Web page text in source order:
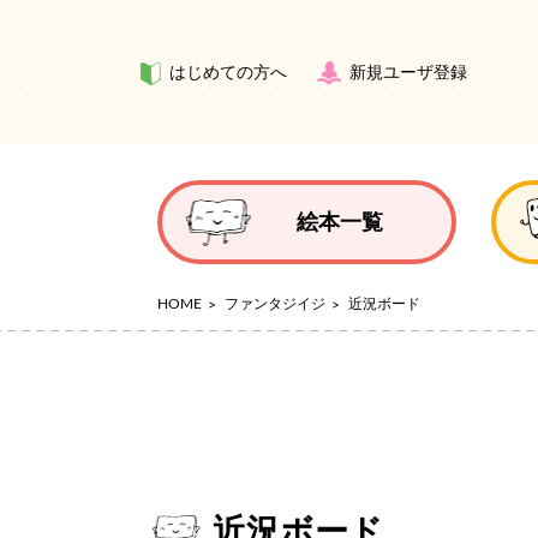
はじめての方へ 新規ユーザ登録
絵本一覧
HOME ファンタジイジ 近況ボード